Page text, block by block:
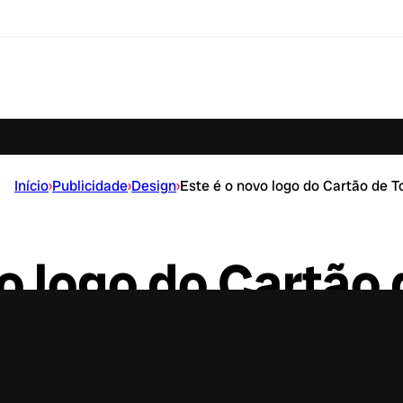
Início›Publicidade›Design›Este é o novo logo do Cartão de
logo do Cartão